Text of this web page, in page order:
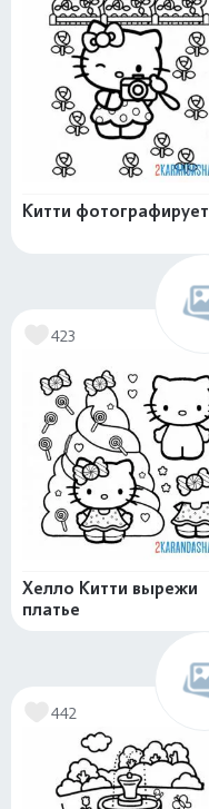
Китти фотографирует
423
Хелло Китти вырежи
платье
442